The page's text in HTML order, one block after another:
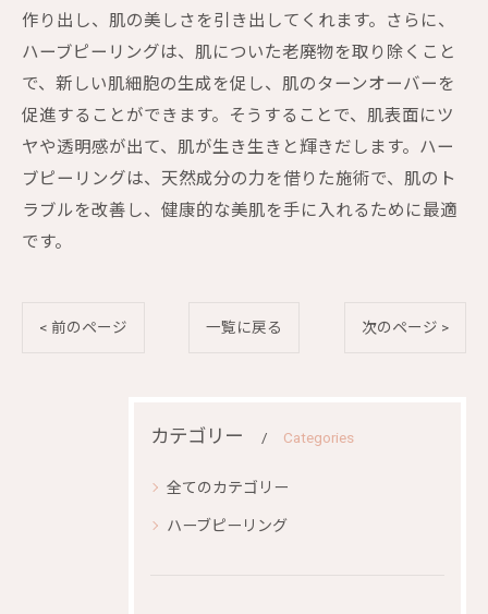
作り出し、肌の美しさを引き出してくれます。さらに、
ハーブピーリングは、肌についた老廃物を取り除くこと
で、新しい肌細胞の生成を促し、肌のターンオーバーを
促進することができます。そうすることで、肌表面にツ
ヤや透明感が出て、肌が生き生きと輝きだします。ハー
ブピーリングは、天然成分の力を借りた施術で、肌のト
ラブルを改善し、健康的な美肌を手に入れるために最適
です。
< 前のページ 一覧に戻る 次のページ >
カテゴリー Categories
全てのカテゴリー
ハーブピーリング